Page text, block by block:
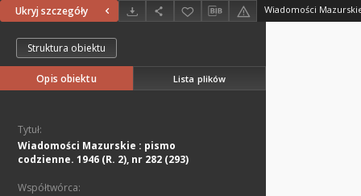
Ukryj szczegóły
Struktura obiektu
Opis obiektu Lista plików
Tytuł:
Wiadomości Mazurskie : pismo
codzienne. 1946 (R. 2), nr 282 (293)
Współtwórca: